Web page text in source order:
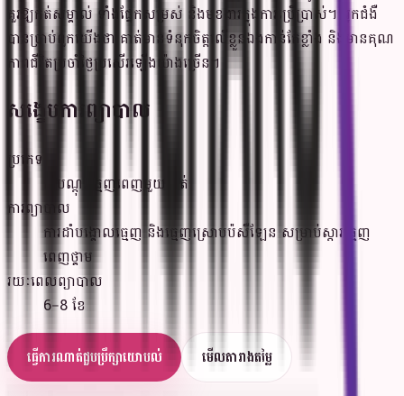
គួរឱ្យកត់សម្គាល់ ទាំងផ្នែកសម្រស់ និងមុខងារក្នុងការប្រើប្រាស់។ អ្នកជំងឺ
បានប្រាប់ពួកយើងថា គាត់មានទំនុកចិត្តលើខ្លួនឯងកាន់តែខ្លាំង និងមានគុណ
ភាពជីវិតប្រចាំថ្ងៃប្រសើរឡើងយ៉ាងច្រើន។
សង្ខេបការព្យាបាល
ប្រភេទ
ដាំបណ្តុះធ្មេញពេញមួយមាត់
ការព្យាបាល
ការដាំបង្គោលធ្មេញ និងធ្មេញស្រោបប៉សឺឡែន សម្រាប់ស្តារធ្មេញ
ពេញថ្គាម
រយៈពេលព្យាបាល
6–8 ខែ
ធ្វើការណាត់ជួបប្រឹក្សាយោបល់ មើលតារាងតម្លៃ